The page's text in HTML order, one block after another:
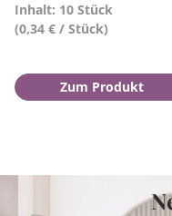
Inhalt: 10 Stück
(0,34 € / Stück)
Zum Produkt